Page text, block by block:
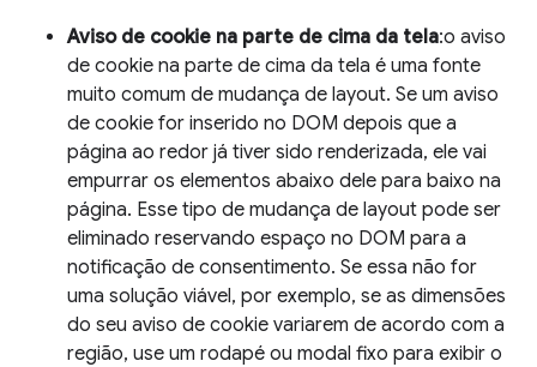
Aviso de cookie na parte de cima da tela:o aviso
de cookie na parte de cima da tela é uma fonte
muito comum de mudança de layout. Se um aviso
de cookie for inserido no DOM depois que a
página ao redor já tiver sido renderizada, ele vai
empurrar os elementos abaixo dele para baixo na
página. Esse tipo de mudança de layout pode ser
eliminado reservando espaço no DOM para a
notificação de consentimento. Se essa não for
uma solução viável, por exemplo, se as dimensões
do seu aviso de cookie variarem de acordo com a
região, use um rodapé ou modal fixo para exibir o